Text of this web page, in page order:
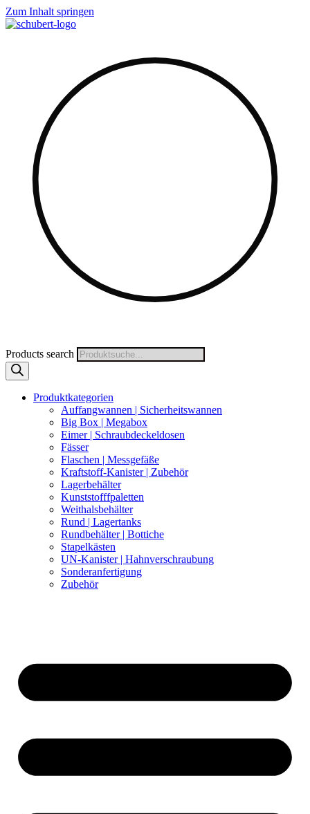
Zum Inhalt springen
Products search
Produktkategorien
Auffangwannen | Sicherheitswannen
Big Box | Megabox
Eimer | Schraubdeckeldosen
Fässer
Flaschen | Messgefäße
Kraftstoff-Kanister | Zubehör
Lagerbehälter
Kunststofffpaletten
Weithalsbehälter
Rund | Lagertanks
Rundbehälter | Bottiche
Stapelkästen
UN-Kanister | Hahnverschraubung
Sonderanfertigung
Zubehör